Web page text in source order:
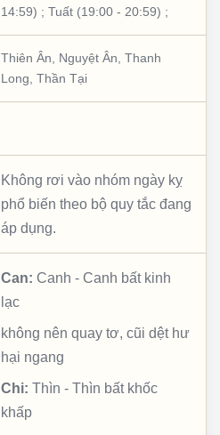
14:59) ; Tuất (19:00 - 20:59) ;
Thiên Ân Nguyệt Ân Thanh
Long Thần Tại
Không rơi vào nhóm ngày kỵ
phổ biến theo bộ quy tắc đang
áp dụng.
Can: Canh - Canh bất kinh
lạc
không nên quay tơ, cũi dệt hư
hại ngang
Chi: Thìn - Thìn bất khốc
khấp